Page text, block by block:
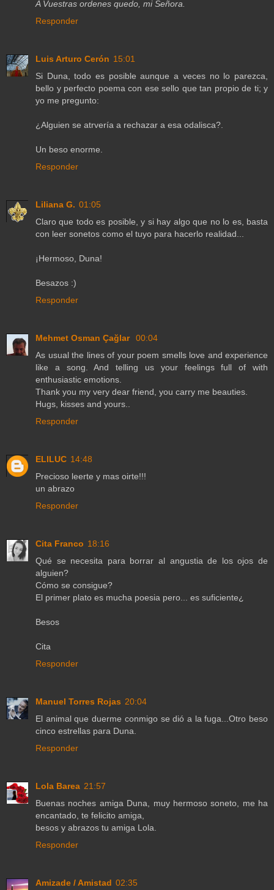
A Vuestras ordenes quedo, mi Señora.
Responder
Luis Arturo Cerón 15:01
Si Duna, todo es posible aunque a veces no lo parezca,
bello y perfecto poema con ese sello que tan propio de ti; y
yo me pregunto:
¿Alguien se atrvería a rechazar a esa odalisca?.
Un beso enorme.
Responder
Liliana G. 01:05
Claro que todo es posible, y si hay algo que no lo es, basta
con leer sonetos como el tuyo para hacerlo realidad...
¡Hermoso, Duna!
Besazos :)
Responder
Mehmet Osman Çağlar 00:04
As usual the lines of your poem smells love and experience
like a song. And telling us your feelings full of with
enthusiastic emotions.
Thank you my very dear friend, you carry me beauties.
Hugs, kisses and yours..
Responder
ELILUC 14:48
Precioso leerte y mas oirte!!!
un abrazo
Responder
Cita Franco 18:16
Qué se necesita para borrar al angustia de los ojos de
alguien?
Cómo se consigue?
El primer plato es mucha poesia pero... es suficiente¿
Besos
Cita
Responder
Manuel Torres Rojas 20:04
El animal que duerme conmigo se dió a la fuga...Otro beso
cinco estrellas para Duna.
Responder
Lola Barea 21:57
Buenas noches amiga Duna, muy hermoso soneto, me ha
encantado, te felicito amiga,
besos y abrazos tu amiga Lola.
Responder
Amizade / Amistad 02:35